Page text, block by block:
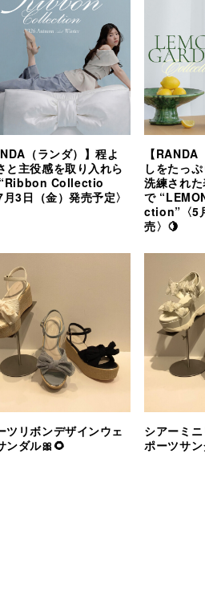
（ランダ）】程よ
と主役感を取り入れら
Collectio
3日（金）発売予定〉
【RANDA
しをたっ
洗練され
で
ction”〈5
売〉🍋
ツリボンデザインウェ
ンダル🎀🌻
シアーミ
ポーツサ